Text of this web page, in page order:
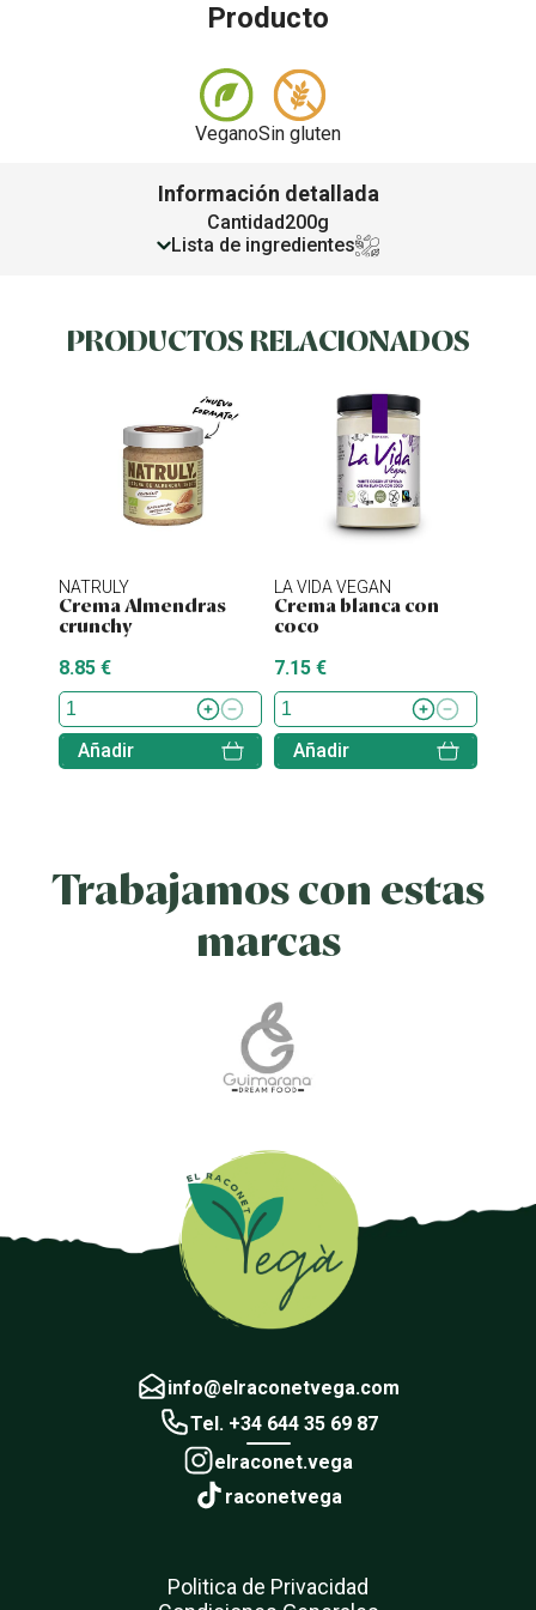
Producto
VeganoSin gluten
Información detallada
Cantidad200g
Lista de ingredientes
PRODUCTOS RELACIONADOS
NATRULY
Crema Almendras
crunchy
8.85 €
Añadir
LA VIDA VEGAN
Crema blanca con
coco
7.15 €
Añadir
Trabajamos con estas
marcas
info@elraconetvega.com
Tel. +34 644 35 69 87
elraconet.vega
raconetvega
Politica de Privacidad